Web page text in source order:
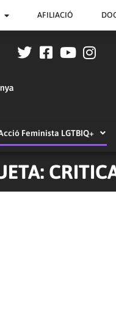
AFILIACIÓ
Feminista LGTBIQ+